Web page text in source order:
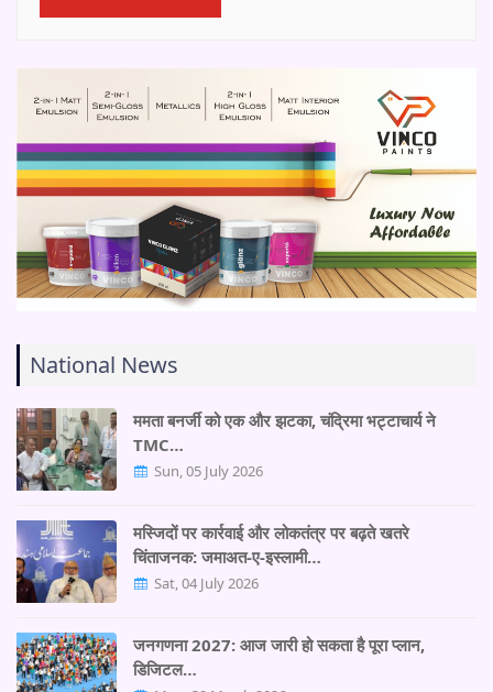
National News
ममता बनर्जी को एक और झटका, चंद्रिमा भट्टाचार्य ने
TMC…
Sun, 05 July 2026
मस्जिदों पर कार्रवाई और लोकतंत्र पर बढ़ते खतरे
चिंताजनक: जमाअत-ए-इस्लामी…
Sat, 04 July 2026
जनगणना 2027: आज जारी हो सकता है पूरा प्लान,
डिजिटल…